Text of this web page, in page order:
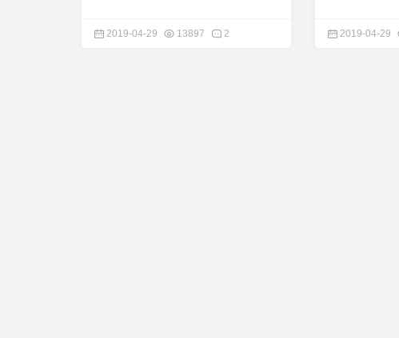
2019-04-29 13897 2 2019-04-29